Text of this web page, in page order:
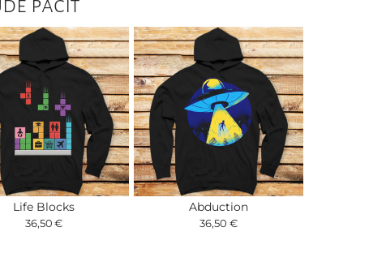
páčiť
Life Blocks
36,50 €
Abduction
36,50 €